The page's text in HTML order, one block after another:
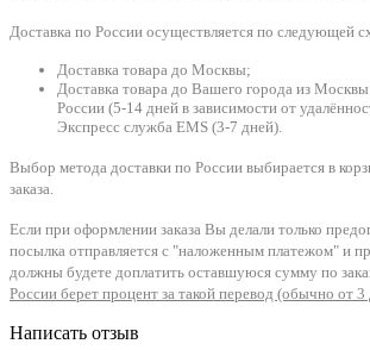
Доставка по России осуществляется по следующей
Доставка товара до Москвы;
Доставка товара до Вашего города из
России (5-14 дней в зависимости от
Экспресс служба EMS (3-7 дней).
Выбор метода доставки по России выбирается в
заказа.
Если при оформлении заказа Вы делали только
посылка отправляется с "наложенным платежом" и
должны будете доплатить оставшуюся сумму по
России берет процент за такой перевод (обычно от
Написать отзыв